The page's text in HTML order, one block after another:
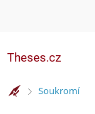
Theses.cz
>
Soukromí